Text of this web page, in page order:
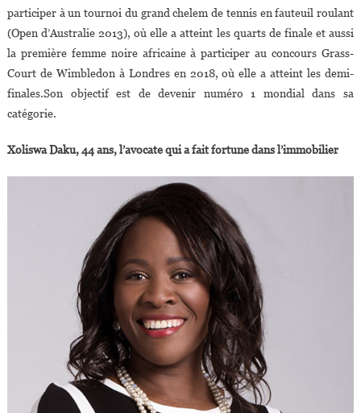
participer à un tournoi du grand chelem de tennis en fauteuil roulant
(Open d’Australie 2013), où elle a atteint les quarts de finale et aussi
la première femme noire africaine à participer au concours Grass-
Court de Wimbledon à Londres en 2018, où elle a atteint les demi-
finales.Son objectif est de devenir numéro 1 mondial dans sa
catégorie.
Xoliswa Daku, 44 ans, l’avocate qui a fait fortune dans l’immobilier